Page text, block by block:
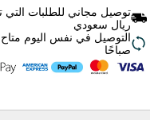
ريال سعودي
صباحًا